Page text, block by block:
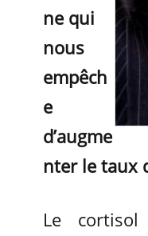
ne qui
nous
empêch
e
d’augme
nter le taux
Le